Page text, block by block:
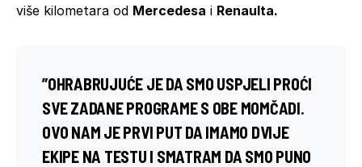
više kilometara od Mercedesa i Renaulta.
”OHRABRUJUĆE JE DA SMO USPJELI PROĆI
SVE ZADANE PROGRAME S OBE MOMČADI.
OVO NAM JE PRVI PUT DA IMAMO DVIJE
EKIPE NA TESTU I SMATRAM DA SMO PUNO